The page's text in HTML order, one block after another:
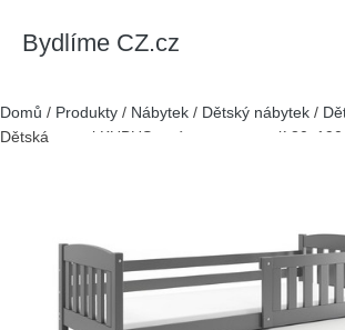
Bydlíme CZ.cz
Domů / Produkty / Nábytek / Dětský nábytek /
Dětská postel KUBUS s výsuvnou postelí